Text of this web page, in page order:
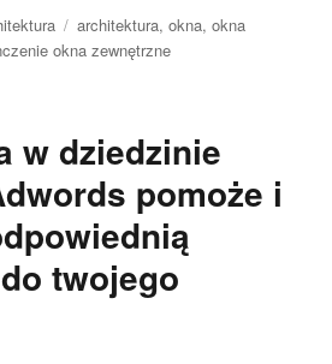
Tagi
architektura,okna,okna
okna zewnętrzne
w dziedzinie
pomoże i
twojego